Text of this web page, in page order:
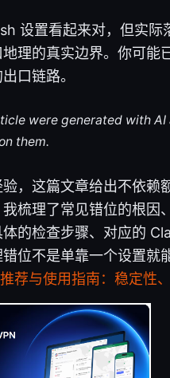
设置看起来对，但实
理的真实边界。你可能
口链路。
were generated with
them.
，这篇文章给出不依
梳理了常见错位的根因
的检查步骤、对应的
位不是单靠一个设置就
荐与使用指南：稳定性